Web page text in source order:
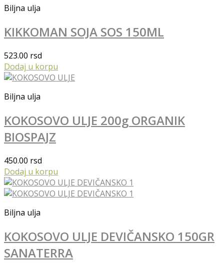
Biljna ulja
KIKKOMAN SOJA SOS 150ML
523.00 rsd
Dodaj u korpu
Biljna ulja
KOKOSOVO ULJE 200g ORGANIK
BIOSPAJZ
450.00 rsd
Dodaj u korpu
Biljna ulja
KOKOSOVO ULJE DEVIČANSKO 150GR
SANATERRA